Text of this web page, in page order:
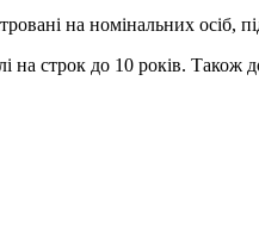
на номінальних осіб,
на строк до 10 років. Також